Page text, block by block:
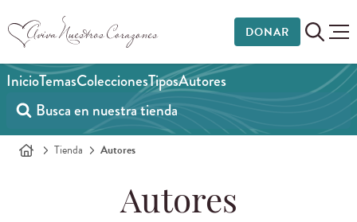
DONAR
InicioTemasColeccionesTiposAutores
Tienda Autores
Autores